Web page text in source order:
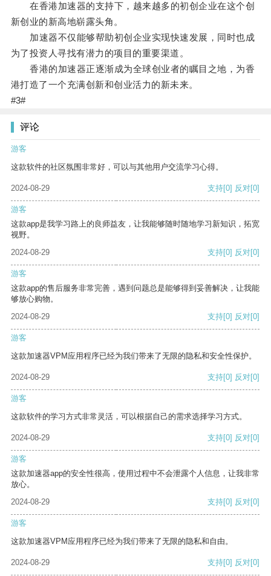
在香港加速器的支持下，越来越多的初创企业在这个创
新创业的新高地崭露头角。
加速器不仅能够帮助初创企业实现快速发展，同时也成
为了投资人寻找有潜力的项目的重要渠道。
香港的加速器正逐渐成为全球创业者的瞩目之地，为香
港打造了一个充满创新和创业活力的新未来。
#3#
评论
游客
这款软件的社区氛围非常好，可以与其他用户交流学习心得。
2024-08-29 支持[0] 反对[0]
游客
这款app是我学习路上的良师益友，让我能够随时随地学习新知识，拓宽
视野。
2024-08-29
支持[0] 反对[0]
游客
这款app的售后服务非常完善，遇到问题总是能够得到妥善解决，让我能
够放心购物。
2024-08-29
支持[0] 反对[0]
游客
这款加速器VPM应用程序已经为我们带来了无限的隐私和安全性保护。
2024-08-29 支持[0] 反对[0]
游客
这款软件的学习方式非常灵活，可以根据自己的需求选择学习方式。
2024-08-29 支持[0] 反对[0]
游客
这款加速器app的安全性很高，使用过程中不会泄露个人信息，让我非常
放心。
2024-08-29
支持[0] 反对[0]
游客
这款加速器VPM应用程序已经为我们带来了无限的隐私和自由。
2024-08-29 支持[0] 反对[0]